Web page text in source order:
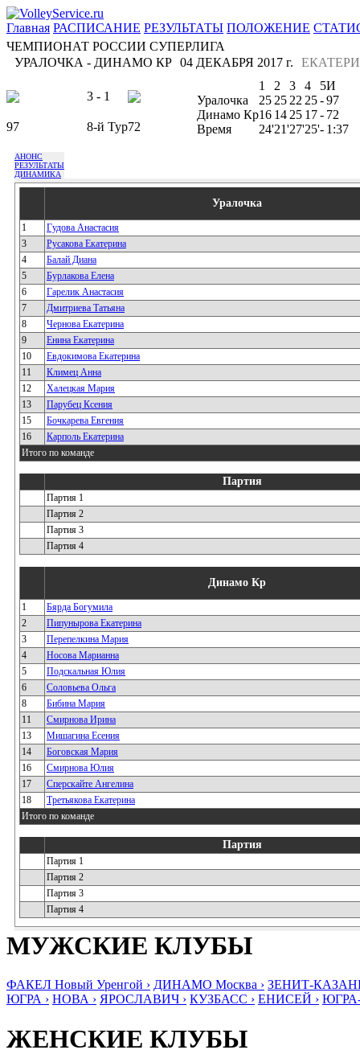
Главная РАСПИСАНИЕ РЕЗУЛЬТАТЫ ПОЛОЖЕНИЕ
ЧЕМПИОНАТ РОССИИ СУПЕРЛИГА
УРАЛОЧКА - ДИНАМО КР 04 ДЕКАБРЯ 2017 г.
3 - 1
97 8-й Тур72
1 2 3 4 5И
Уралочка
25 25 22 25-97
Динамо Кр16 14 25 17- 72
Время
24'21'27'25'- 1:37
АНОНС
РЕЗУЛЬТАТЫ
ДИНАМИКА
Уралочка
1
Гудова Анастасия
3
Русакова Екатерина
4
Балай Диана
5
Бурлакова Елена
6
Гарелик Анастасия
7
Дмитриева Татьяна
8
Чернова Екатерина
9
Енина Екатерина
10
Евдокимова Екатерина
11
Климец Анна
12
Халецкая Мария
13
Парубец Ксения
15
Бочкарева Евгения
16
Карполь Екатерина
Итого по команде
Партия
Партия 1
Партия 2
Партия 3
Партия 4
Динамо Кр
1
Бярда Богумила
2
Пипунырова Екатерина
3
Перепелкина Мария
4
Носова Марианна
5
Подскальная Юлия
6
Соловьева Ольга
8
Бибина Мария
11
Смирнова Ирина
13
Мишагина Есения
14
Боговская Мария
16
Смирнова Юлия
17
Сперскайте Ангелина
18
Третьякова Екатерина
Итого по команде
Партия
Партия 1
Партия 2
Партия 3
Партия 4
МУЖСКИЕ КЛУБЫ
ФАКЕЛ Новый Уренгой › ДИНАМО Москва › ЗЕНИТ-
ЮГРА › НОВА › ЯРОСЛАВИЧ › КУЗБАСС › ЕНИСЕЙ ›
ЖЕНСКИЕ КЛУБЫ